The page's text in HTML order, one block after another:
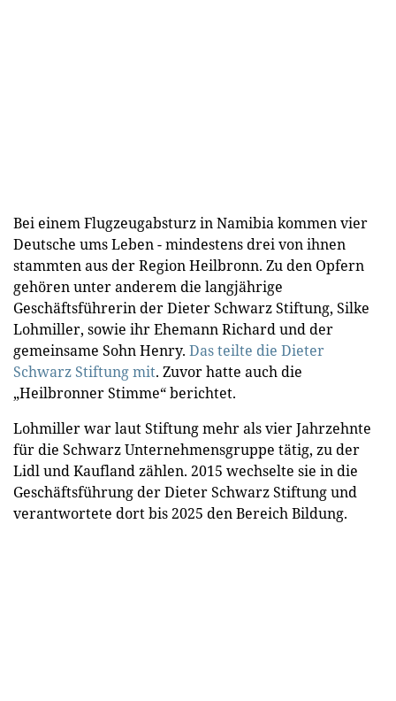
Bei einem Flugzeugabsturz in Namibia kommen vier
Deutsche ums Leben - mindestens drei von ihnen
stammten aus der Region Heilbronn. Zu den Opfern
gehören unter anderem die langjährige
Geschäftsführerin der Dieter Schwarz Stiftung, Silke
Lohmiller, sowie ihr Ehemann Richard und der
gemeinsame Sohn Henry. Das teilte die Dieter
Schwarz Stiftung mit. Zuvor hatte auch die
„Heilbronner Stimme“ berichtet.
Lohmiller war laut Stiftung mehr als vier Jahrzehnte
für die Schwarz Unternehmensgruppe tätig, zu der
Lidl und Kaufland zählen. 2015 wechselte sie in die
Geschäftsführung der Dieter Schwarz Stiftung und
verantwortete dort bis 2025 den Bereich Bildung.